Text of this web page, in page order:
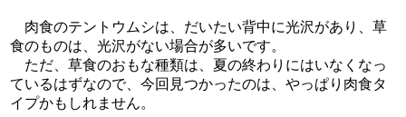
肉食のテントウムシは、だいたい背中に光沢があり、草
食のものは、光沢がない場合が多いです。
ただ、草食のおもな種類は、夏の終わりにはいなくなっ
ているはずなので、今回見つかったのは、やっぱり肉食タ
イプかもしれません。